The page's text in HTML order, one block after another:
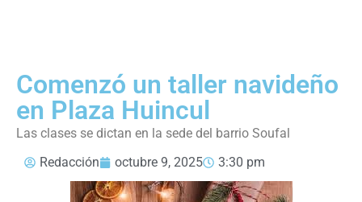
Comenzó un taller navideño
en Plaza Huincul
Las clases se dictan en la sede del barrio Soufal
Redacción
octubre 9, 2025 3:30 pm